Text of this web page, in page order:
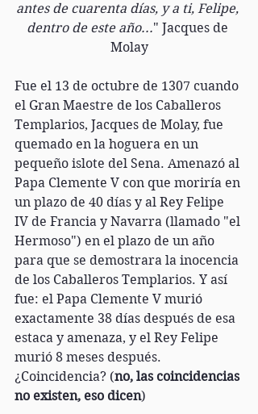
antes de cuarenta días, y a ti, Felipe,
dentro de este año..." Jacques de
Molay
Fue el 13 de octubre de 1307 cuando
el Gran Maestre de los Caballeros
Templarios, Jacques de Molay, fue
quemado en la hoguera en un
pequeño islote del Sena. Amenazó al
Papa Clemente V con que moriría en
un plazo de 40 días y al Rey Felipe
IV de Francia y Navarra (llamado "el
Hermoso") en el plazo de un año
para que se demostrara la inocencia
de los Caballeros Templarios. Y así
fue: el Papa Clemente V murió
exactamente 38 días después de esa
estaca y amenaza, y el Rey Felipe
murió 8 meses después.
¿Coincidencia? (no, las coincidencias
no existen, eso dicen)